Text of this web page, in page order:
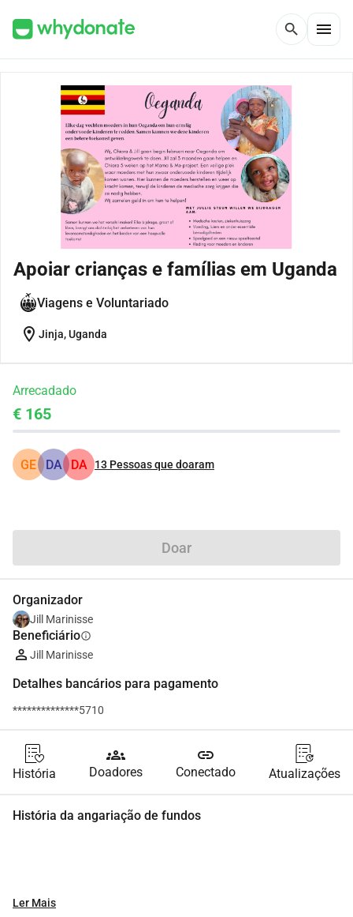
search menu
Apoiar crianças e famílias em Uganda
Viagens e Voluntariado
location_on Jinja, Uganda
Arrecadado
€ 165
GE DA DA 13 Pessoas que doaram
Doar
Organizador
Jill Marinisse
Beneficiárioinfo
Jill Marinisse
Detalhes bancários para pagamento
**************5710
História
groups
Doadores
link
Conectado Atualizações
História da angariação de fundos
Ler Mais